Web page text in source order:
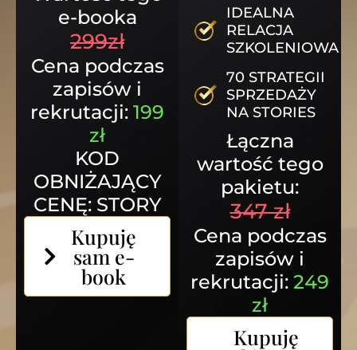
e-booka
299zł
Cena podczas
zapisów i
rekrutacji: 199
zł
KOD
OBNIŻAJĄCY
CENĘ: STORY
Kupuję
sam e-
book
IDEALNA
RELACJA
SZKOLENIOWA
70 STRATEGII
SPRZEDAŻY
NA STORIES
Łączna
wartość tego
pakietu:
347 zł
Cena podczas
zapisów i
rekrutacji: 249
zł
Kupuję